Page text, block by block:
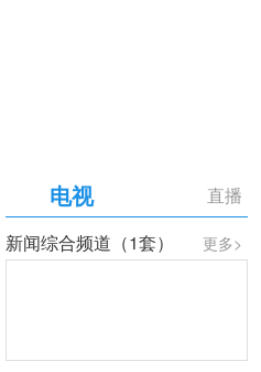
直播
电视
更多>
新闻综合频道（1套）